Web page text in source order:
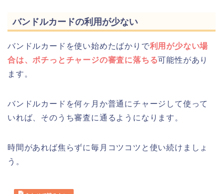
バンドルカードの利用が少ない
バンドルカードを使い始めたばかりで利用が少ない場
合は、ポチっとチャージの審査に落ちる可能性があり
ます。
バンドルカードを何ヶ月か普通にチャージして使って
いれば、そのうち審査に通るようになります。
時間があれば焦らずに毎月コツコツと使い続けましょ
う。